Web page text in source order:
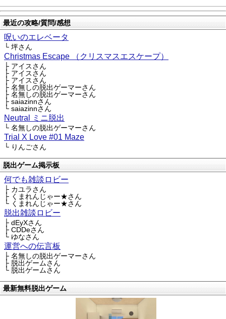
最近の攻略/質問/感想
呪いのエレベータ
└ 坪さん
Christmas Escape （クリスマスエスケープ）
├ アイスさん
├ アイスさん
├ アイスさん
├ 名無しの脱出ゲーマーさん
├ 名無しの脱出ゲーマーさん
├ saiazinnさん
└ saiazinnさん
Neutral ミニ脱出
└ 名無しの脱出ゲーマーさん
Trial X Love #01 Maze
└ りんごさん
脱出ゲーム掲示板
何でも雑談ロビー
├ カユラさん
├ くまれんじゃー★さん
└ くまれんじゃー★さん
脱出雑談ロビー
├ dEyXさん
├ CDDeさん
└ ゆなさん
運営への伝言板
├ 名無しの脱出ゲーマーさん
├ 脱出ゲームさん
└ 脱出ゲームさん
最新無料脱出ゲーム